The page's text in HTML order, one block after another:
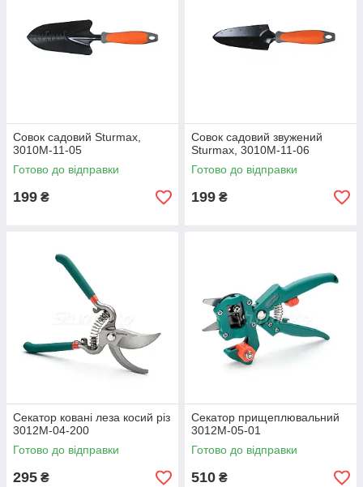
Совок садовий Sturmax,
3010М-11-05
Готово до відправки
199 ₴
Совок садовий звужений
Sturmax, 3010М-11-06
Готово до відправки
199 ₴
Секатор ковані леза косий різ
3012М-04-200
Готово до відправки
295 ₴
Секатор прищеплювальний
3012М-05-01
Готово до відправки
510 ₴